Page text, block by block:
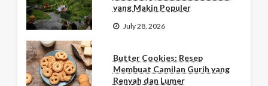
yang Makin Populer
July 28, 2026
Butter Cookies: Resep
Membuat Camilan Gurih yang
Renyah dan Lumer